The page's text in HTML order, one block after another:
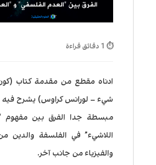
⏱ 1 دقائق قراءة
ادناه مقطع من مقدمة كتاب
شيء – لورانس كراوس) يشرح فيه
مبسطة جدا الفرق بين مفهوم
اللاشيء” في الفلسفة والدين
والفيزياء من جانب آخر.